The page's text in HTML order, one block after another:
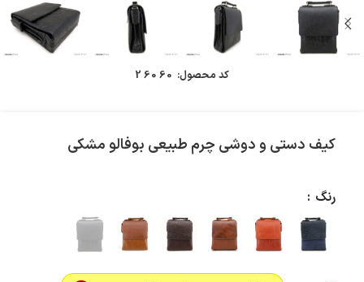
کد محصول: 26060
کیف دستی و دوشی چرم طبیعی بوفالو مشکی
رنگ